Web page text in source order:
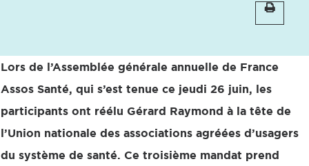
Lors de l’Assemblée générale annuelle de France
Assos Santé, qui s’est tenue ce jeudi 26 juin, les
participants ont réélu Gérard Raymond à la tête de
l’Union nationale des associations agréées d’usagers
du système de santé. Ce troisième mandat prend